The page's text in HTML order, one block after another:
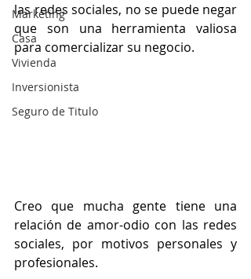
Marketing
Casa
Vivienda
Inversionista
Seguro de Titulo
las redes sociales, no se puede negar
que son una herramienta valiosa
para comercializar su negocio.
Creo que mucha gente tiene una
relación de amor-odio con las redes
sociales, por motivos personales y
profesionales.